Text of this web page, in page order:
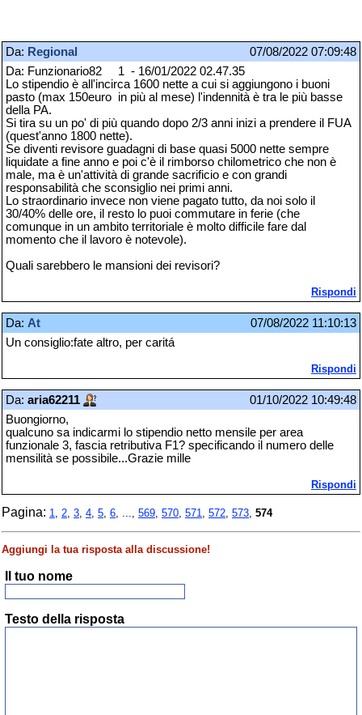
Da: Regional
07/08/2022 07:09:48
Da: Funzionario82 1 - 16/01/2022 02.47.35
Lo stipendio è all'incirca 1600 nette a cui si aggiungono i buoni
pasto (max 150euro in più al mese) l'indennità è tra le più basse
della PA.
Si tira su un po' di più quando dopo 2/3 anni inizi a prendere il FUA
(quest'anno 1800 nette).
Se diventi revisore guadagni di base quasi 5000 nette sempre
liquidate a fine anno e poi c'è il rimborso chilometrico che non è
male, ma è un'attività di grande sacrificio e con grandi
responsabilità che sconsiglio nei primi anni.
Lo straordinario invece non viene pagato tutto, da noi solo il
30/40% delle ore, il resto lo puoi commutare in ferie (che
comunque in un ambito territoriale è molto difficile fare dal
momento che il lavoro è notevole).
Quali sarebbero le mansioni dei revisori?
Rispondi
Da: At
07/08/2022 11:10:13
Un consiglio:fate altro, per caritá
Rispondi
Da: aria62211
01/10/2022 10:49:48
Buongiorno,
qualcuno sa indicarmi lo stipendio netto mensile per area
funzionale 3, fascia retributiva F1? specificando il numero delle
mensilità se possibile...Grazie mille
Rispondi
Pagina: 1, 2, 3, 4, 5, 6, ..., 569, 570, 571, 572, 573, 574
Aggiungi la tua risposta alla discussione!
Il tuo nome
Testo della risposta